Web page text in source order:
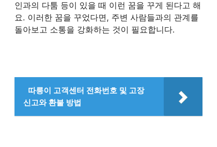
인과의 다툼 등이 있을 때 이런 꿈을 꾸게 된다고 해
요. 이러한 꿈을 꾸었다면, 주변 사람들과의 관계를
돌아보고 소통을 강화하는 것이 필요합니다.
따릉이 고객센터 전화번호 및 고장
신고와 환불 방법